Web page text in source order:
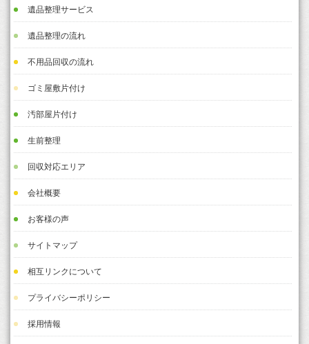
遺品整理サービス
遺品整理の流れ
不用品回収の流れ
ゴミ屋敷片付け
汚部屋片付け
生前整理
回収対応エリア
会社概要
お客様の声
サイトマップ
相互リンクについて
プライバシーポリシー
採用情報